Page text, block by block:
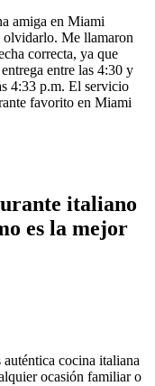
amiga en Miami
olvidarlo. Me llamaron
correcta, ya que
entre las 4:30 y
4:33 p.m. El servicio
favorito en Miami
italiano
es la mejor
cocina italiana
ocasión familiar o